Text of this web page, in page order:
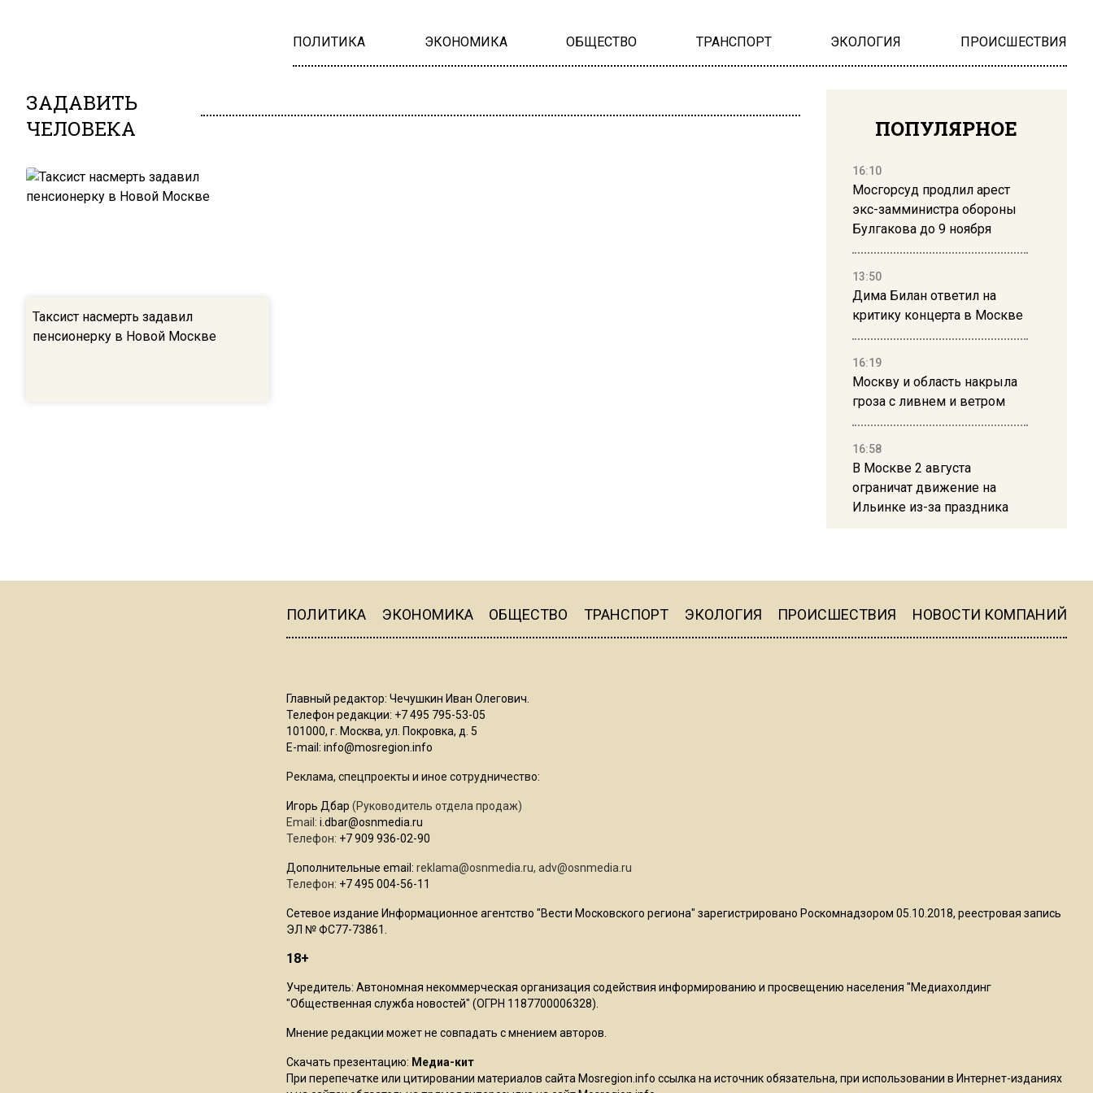
ПОЛИТИКА ЭКОНОМИКА ОБЩЕСТВО ТРАНСПОРТ ЭКОЛОГИЯ ПРОИСШЕСТВИЯ
ЗАДАВИТЬ
ЧЕЛОВЕКА
Таксист насмерть задавил
пенсионерку в Новой Москве
ПОПУЛЯРНОЕ
16:10
Мосгорсуд продлил арест
экс-замминистра обороны
Булгакова до 9 ноября
13:50
Дима Билан ответил на
критику концерта в Москве
16:19
Москву и область накрыла
гроза с ливнем и ветром
16:58
В Москве 2 августа
ограничат движение на
Ильинке из-за праздника
Telegram после обвинений
Роман Терюшков назвал
ПОЛИТИКА ЭКОНОМИКА ОБЩЕСТВО ТРАНСПОРТ ЭКОЛОГИЯ ПРОИСШЕСТВИЯ НОВОСТИ КОМПАНИЙ
Главный редактор: Чечушкин Иван Олегович.
Телефон редакции: +7 495 795-53-05
101000, г. Москва, ул. Покровка, д. 5
E-mail: info@mosregion.info
Реклама, спецпроекты и иное сотрудничество:
Игорь Дбар (Руководитель отдела продаж)
Email: i.dbar@osnmedia.ru
Телефон: +7 909 936-02-90
Дополнительные email: reklama@osnmedia.ru, adv@osnmedia.ru
Телефон: +7 495 004-56-11
Сетевое издание Информационное агентство "Вести Московского региона" зарегистрировано Роскомнадзором 05.10.2018, реестровая запись
ЭЛ № ФС77-73861.
18+
Учредитель: Автономная некоммерческая организация содействия информированию и просвещению населения "Медиахолдинг
"Общественная служба новостей" (ОГРН 1187700006328).
Мнение редакции может не совпадать с мнением авторов.
Скачать презентацию: Медиа-кит
При перепечатке или цитировании материалов сайта Mosregion.info ссылка на источник обязательна, при использовании в Интернет-изданиях